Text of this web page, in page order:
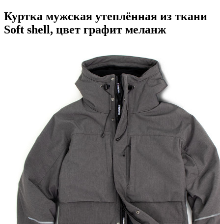
Куртка мужская утеплённая из ткани
Soft shell, цвет графит меланж